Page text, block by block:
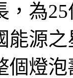
，為
源之
個燈